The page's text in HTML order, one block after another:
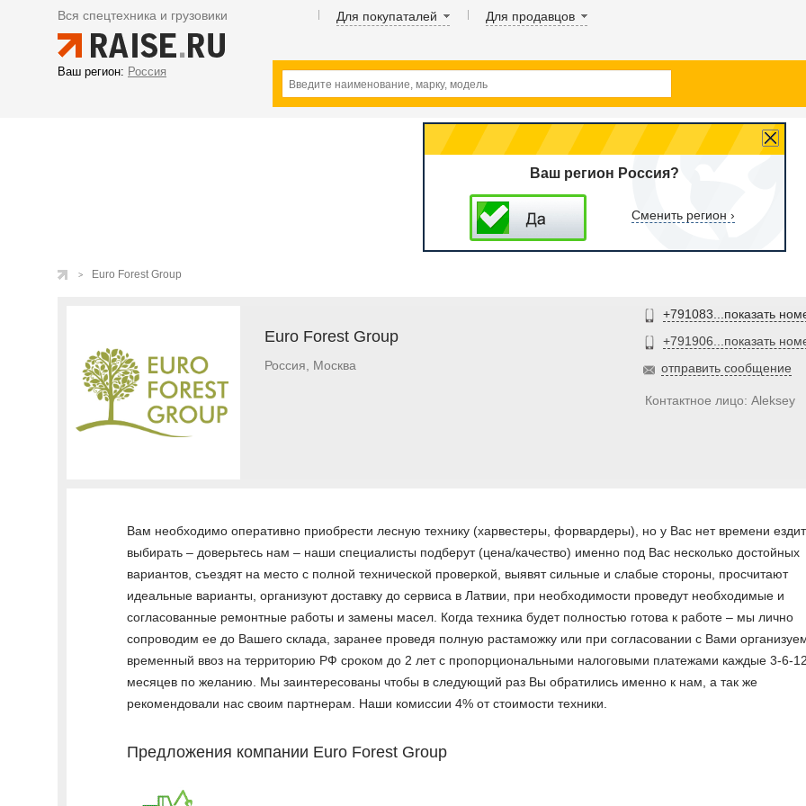
Вся спецтехника и грузовики Для покупаталей Для продавцов
Ваш регион: Россия
Ваш регион Россия?
Сменить регион ›
Euro Forest Group
Euro Forest Group
Россия, Москва
+791083...показать
+791906...показать
отправить сообщение
Контактное лицо: Aleksey
Вам необходимо оперативно приобрести лесную технику (харвестеры, форвардеры), но у Вас нет времени
выбирать – доверьтесь нам – наши специалисты подберут (цена/качество) именно под Вас несколько достойных
вариантов, съездят на место с полной технической проверкой, выявят сильные и слабые стороны, просчитают
идеальные варианты, организуют доставку до сервиса в Латвии, при необходимости проведут необходимые и
согласованные ремонтные работы и замены масел. Когда техника будет полностью готова к работе – мы лично
сопроводим ее до Вашего склада, заранее проведя полную растаможку или при согласовании с Вами
временный ввоз на территорию РФ сроком до 2 лет с пропорциональными налоговыми платежами каждые 3-6-
месяцев по желанию. Мы заинтересованы чтобы в следующий раз Вы обратились именно к нам, а так же
рекомендовали нас своим партнерам. Наши комиссии 4% от стоимости техники.
Предложения компании Euro Forest Group